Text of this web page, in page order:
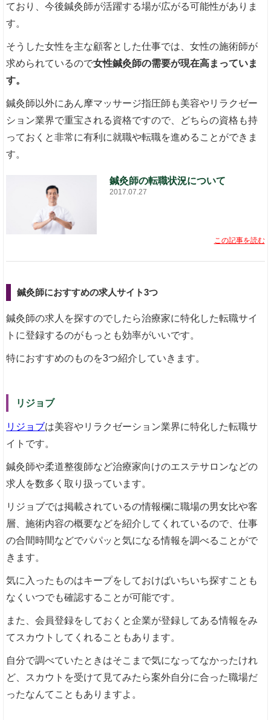
ており、今後鍼灸師が活躍する場が広がる可能性がありま
す。
そうした女性を主な顧客とした仕事では、女性の施術師が
求められているので女性鍼灸師の需要が現在高まっていま
す。
鍼灸師以外にあん摩マッサージ指圧師も美容やリラクゼー
ション業界で重宝される資格ですので、どちらの資格も持
っておくと非常に有利に就職や転職を進めることができま
す。
鍼灸師の転職状況について
2017.07.27
この記事を読む
鍼灸師におすすめの求人サイト3つ
鍼灸師の求人を探すのでしたら治療家に特化した転職サイ
トに登録するのがもっとも効率がいいです。
特におすすめのものを3つ紹介していきます。
リジョブ
リジョブは美容やリラクゼーション業界に特化した転職サ
イトです。
鍼灸師や柔道整復師など治療家向けのエステサロンなどの
求人を数多く取り扱っています。
リジョブでは掲載されているの情報欄に職場の男女比や客
層、施術内容の概要などを紹介してくれているので、仕事
の合間時間などでパパッと気になる情報を調べることがで
きます。
気に入ったものはキープをしておけばいちいち探すことも
なくいつでも確認することが可能です。
また、会員登録をしておくと企業が登録してある情報をみ
てスカウトしてくれることもあります。
自分で調べていたときはそこまで気になってなかったけれ
ど、スカウトを受けて見てみたら案外自分に合った職場だ
ったなんてこともありますよ。